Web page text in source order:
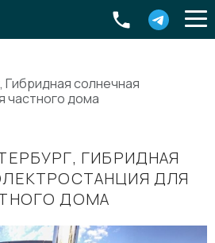
солнечная
частного дома
ГИБРИДНАЯ
ДЛЯ
ДОМА
Екатеринбург,